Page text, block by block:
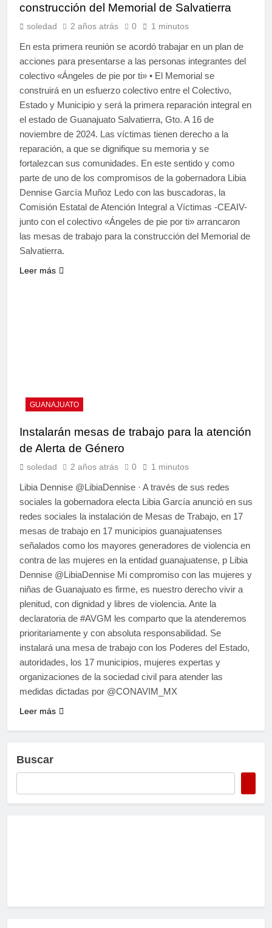
construcción del Memorial de Salvatierra
soledad 2 años atrás 0 1 minutos
En esta primera reunión se acordó trabajar en un plan de
acciones para presentarse a las personas integrantes del
colectivo «Ángeles de pie por ti» • El Memorial se
construirá en un esfuerzo colectivo entre el Colectivo,
Estado y Municipio y será la primera reparación integral en
el estado de Guanajuato Salvatierra, Gto. A 16 de
noviembre de 2024. Las víctimas tienen derecho a la
reparación, a que se dignifique su memoria y se
fortalezcan sus comunidades. En este sentido y como
parte de uno de los compromisos de la gobernadora Libia
Dennise García Muñoz Ledo con las buscadoras, la
Comisión Estatal de Atención Integral a Víctimas -CEAIV-
junto con el colectivo «Ángeles de pie por ti» arrancaron
las mesas de trabajo para la construcción del Memorial de
Salvatierra.
Leer más
GUANAJUATO
Instalarán mesas de trabajo para la atención
de Alerta de Género
soledad 2 años atrás 0 1 minutos
Libia Dennise @LibiaDennise · A través de sus redes
sociales la gobernadora electa Libia García anunció en sus
redes sociales la instalación de Mesas de Trabajo, en 17
mesas de trabajo en 17 municipios guanajuatenses
señalados como los mayores generadores de violencia en
contra de las mujeres en la entidad guanajuatense, p Libia
Dennise @LibiaDennise Mi compromiso con las mujeres y
niñas de Guanajuato es firme, es nuestro derecho vivir a
plenitud, con dignidad y libres de violencia. Ante la
declaratoria de #AVGM les comparto que la atenderemos
prioritariamente y con absoluta responsabilidad. Se
instalará una mesa de trabajo con los Poderes del Estado,
autoridades, los 17 municipios, mujeres expertas y
organizaciones de la sociedad civil para atender las
medidas dictadas por @CONAVIM_MX
Leer más
Buscar